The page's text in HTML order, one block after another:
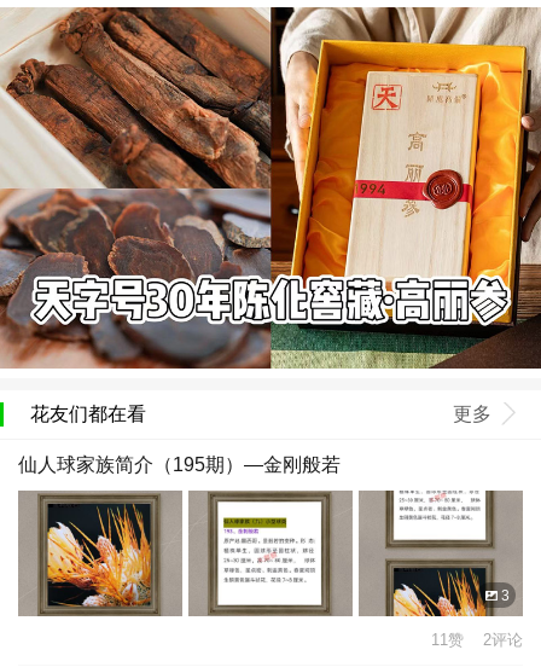
花友们都在看 更多
仙人球家族简介（195期）—金刚般若
3
11赞 2评论